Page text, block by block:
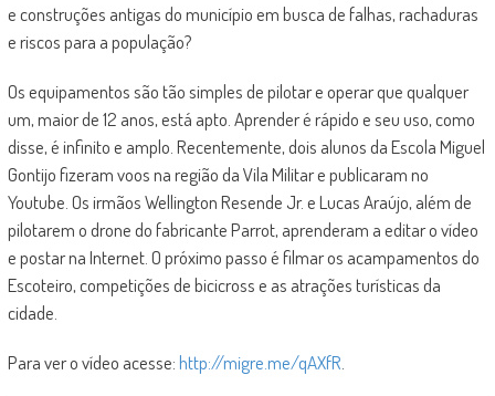
e construções antigas do município em busca de falhas, rachaduras
e riscos para a população?
Os equipamentos são tão simples de pilotar e operar que qualquer
um, maior de 12 anos, está apto. Aprender é rápido e seu uso, como
disse, é infinito e amplo. Recentemente, dois alunos da Escola Miguel
Gontijo fizeram voos na região da Vila Militar e publicaram no
Youtube. Os irmãos Wellington Resende Jr. e Lucas Araújo, além de
pilotarem o drone do fabricante Parrot, aprenderam a editar o vídeo
e postar na Internet. O próximo passo é filmar os acampamentos do
Escoteiro, competições de bicicross e as atrações turísticas da
cidade.
Para ver o vídeo acesse:http://migre.me/qAXfR